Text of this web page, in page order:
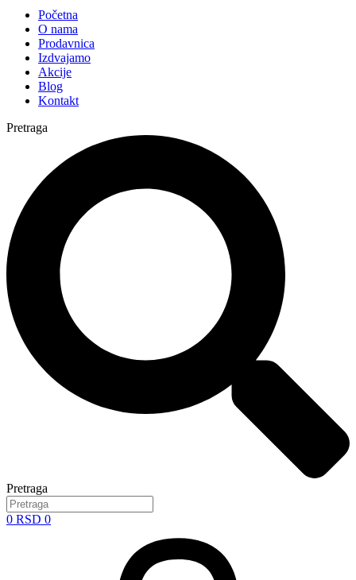
Početna
O nama
Prodavnica
Izdvajamo
Akcije
Blog
Kontakt
Pretraga
Pretraga
0 RSD 0